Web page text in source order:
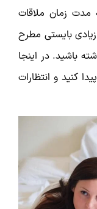
مدت زمان ملاقات
بایستی مطرح
باشید. در اینجا
کنید و انتظارات